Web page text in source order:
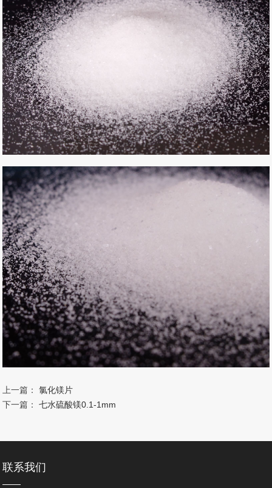
上一篇：氯化镁片
下一篇：七水硫酸镁0.1-1mm
联系我们